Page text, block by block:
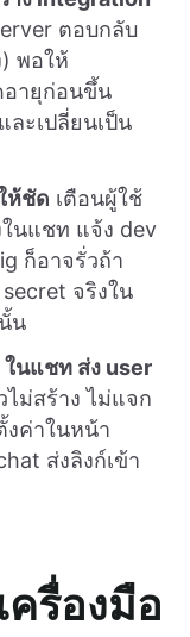
ตอบกลับ
พอให้
อายุก่อนขึ้น
ะเปลี่ยนเป็น
ห้ชัด เตือนผู้ใช้
ในแชท แจ้ง dev
ก็อาจรั่วถ้า
จริงใน
น
นแชท ส่ง user
ไม่สร้าง ไม่แจก
งค่าในหน้า
ส่งลิงก์เข้า
รื่องมือ